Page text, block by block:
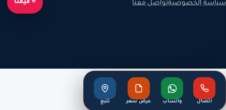
سياسة الخصوصيةتواصل معنا
اتصال واتساب عرض سعر تتبع
⭐ قيّمنا